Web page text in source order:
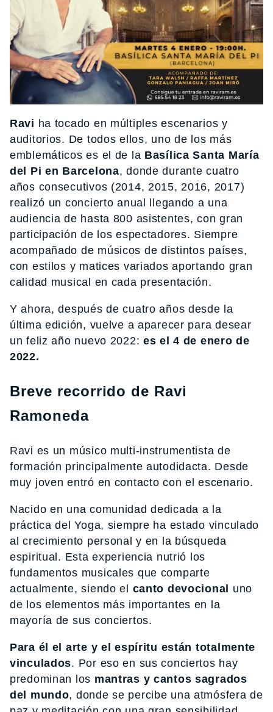
Ravi ha tocado en múltiples escenarios y
auditorios. De todos ellos, uno de los más
emblemáticos es el de la Basílica Santa María
del Pi en Barcelona, ​​donde durante cuatro
años consecutivos (2014, 2015, 2016, 2017)
realizó un concierto anual llegando a una
audiencia de hasta 800 asistentes, con gran
participación de los espectadores. Siempre
acompañado de músicos de distintos países,
con estilos y matices variados aportando gran
calidad musical en cada presentación.
Y ahora, después de cuatro años desde la
última edición, vuelve a aparecer para desear
un feliz año nuevo 2022:es el 4 de enero de
2022.
Breve recorrido de Ravi
Ramoneda
Ravi es un músico multi-instrumentista de
formación principalmente autodidacta. Desde
muy joven entró en contacto con el escenario.
Nacido en una comunidad dedicada a la
práctica del Yoga, siempre ha estado vinculado
al crecimiento personal y en la búsqueda
espiritual. Esta experiencia nutrió los
fundamentos musicales que comparte
actualmente, siendo el canto devocional uno
de los elementos más importantes en la
mayoría de sus conciertos.
Para él el arte y el espíritu están totalmente
vinculados. Por eso en sus conciertos hay
predominan los mantras y cantos sagrados
del mundo, donde se percibe una atmósfera de